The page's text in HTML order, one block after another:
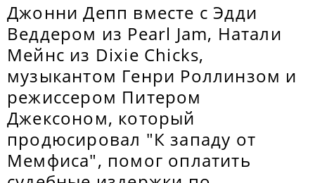
Джонни Депп вместе с Эдди
Веддером из Pearl Jam, Натали
Мейнс из Dixie Chicks,
музыкантом Генри Роллинзом и
режиссером Питером
Джексоном, который
продюсировал "К западу от
Мемфиса", помог оплатить